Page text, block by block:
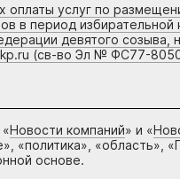
оплаты услуг по
в период
девятого созыва,
(св-во Эл № ФС77-
Новости компаний» и «
«политика», «область»,
основе.